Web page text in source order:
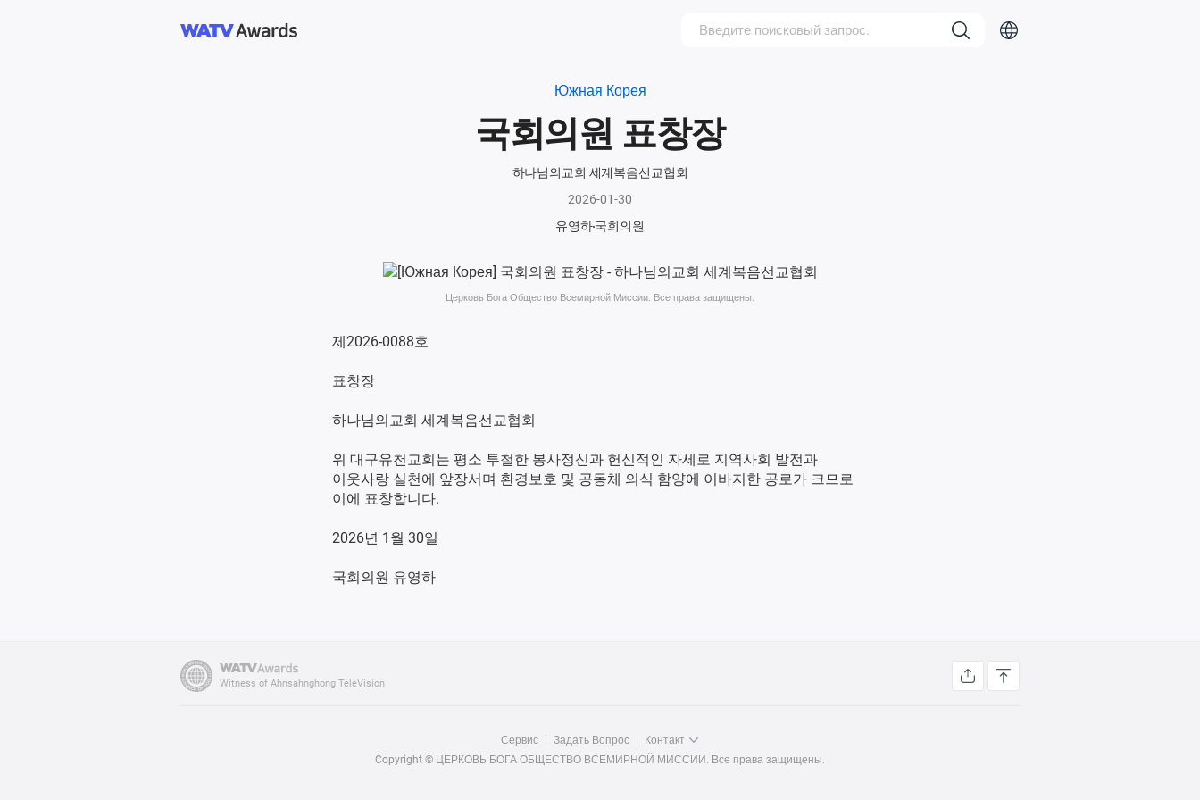
Южная Корея
국회의원 표창장
하나님의교회 세계복음선교협회
2026-01-30
유영하국회의원
Церковь Бога Общество Всемирной Миссии. Все права защищены.
제2026-0088호
표창장
하나님의교회 세계복음선교협회
위 대구유천교회는 평소 투철한 봉사정신과 헌신적인 자세로 지역사회 발전과
이웃사랑 실천에 앞장서며 환경보호 및 공동체 의식 함양에 이바지한 공로가 크므로
이에 표창합니다.
2026년 1월 30일
국회의원 유영하
Witness of Ahnsahnghong TeleVision
Сервис Задать Вопрос
Контакт
Copyright © ЦЕРКОВЬ БОГА ОБЩЕСТВО ВСЕМИРНОЙ МИССИИ. Все права защищены.